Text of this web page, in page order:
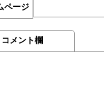
ページ
コメント欄